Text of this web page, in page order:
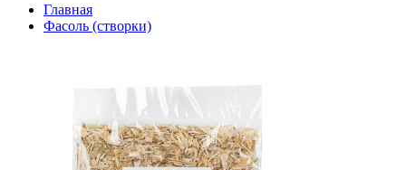
Главная
Фасоль (створки)